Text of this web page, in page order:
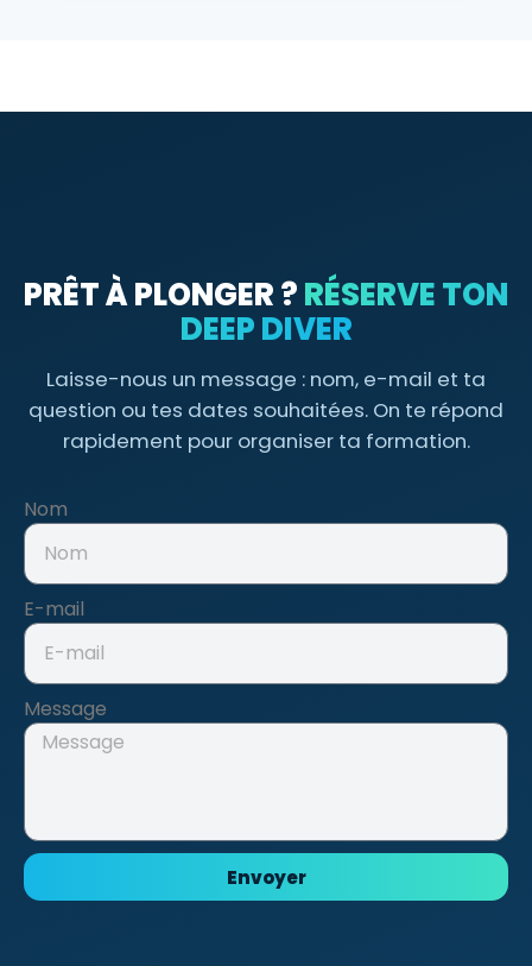
PRÊT À PLONGER ?RÉSERVE TON
DEEP DIVER
Laisse-nous un message : nom, e-mail et ta
question ou tes dates souhaitées. On te répond
rapidement pour organiser ta formation.
Nom
E-mail
Message
Envoyer